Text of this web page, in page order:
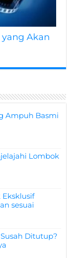
Akan
Ampuh Basmi
Lombok
Eksklusif
sesuai
Ditutup?